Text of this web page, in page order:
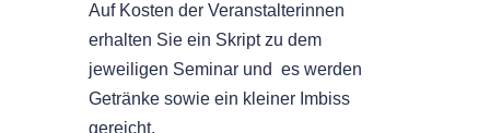
Auf Kosten der Veranstalterinnen
erhalten Sie ein Skript zu dem
jeweiligen Seminar und es werden
Getränke sowie ein kleiner Imbiss
gereicht.